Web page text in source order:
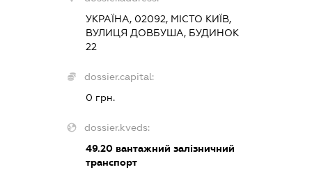
УКРАЇНА, 02092, МІСТО КИЇВ,
ВУЛИЦЯ ДОВБУША, БУДИНОК
22
dossier.capital:
0 грн.
dossier.kveds:
49.20вантажний залізничний
транспорт